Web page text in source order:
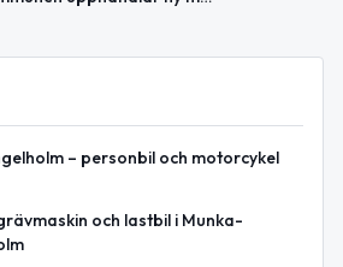
– personbil och motorcykel
och lastbil i Munka-